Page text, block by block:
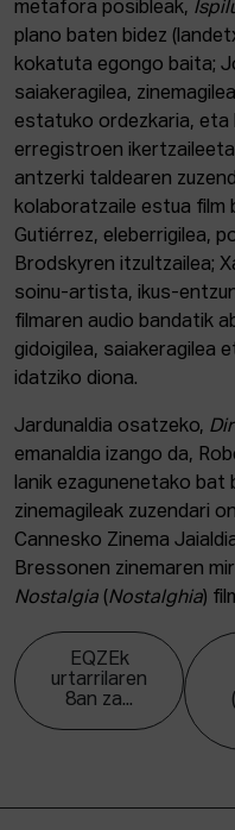
metafora posibleak,
plano baten bidez
kokatuta egongo baita;
saiakeragilea,
estatuko ordezkaria,
erregistroen
antzerki taldearen
kolaboratzaile estua film
Gutiérrez, eleberrigilea,
Brodskyren itzultzailea;
soinu-artista, ikus-
filmaren audio bandatik
gidoigilea, saiakeragilea
idatziko diona.
Jardunaldia osatzeko,
emanaldia izango da,
lanik ezagunenetako
zinemagileak zuzendari
Cannesko Zinema
Bressonen zinemaren
Nostalgia (Nostalghia)
EQZEk
urtarrilaren
8an za...